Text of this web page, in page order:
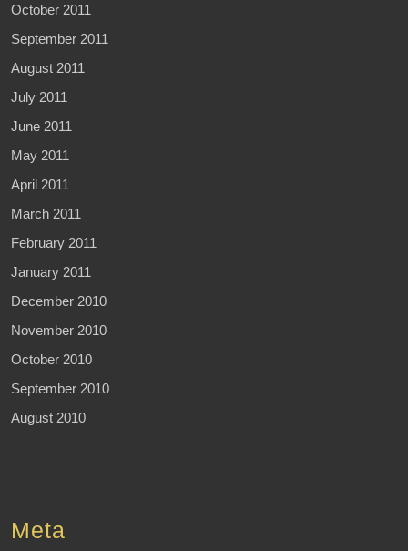
October 2011
September 2011
August 2011
July 2011
June 2011
May 2011
April 2011
March 2011
February 2011
January 2011
December 2010
November 2010
October 2010
September 2010
August 2010
Meta